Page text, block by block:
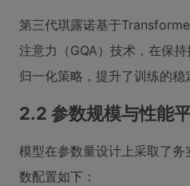
第三代琪露诺基于
注意力（GQA）技术，在保
归一化策略，提升了训练的稳
2.2 参数规模与性能
模型在参数量设计上采取了
数配置如下：